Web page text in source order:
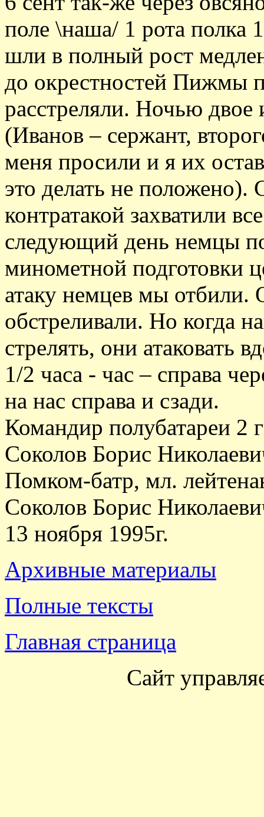
поле \наша/ 1 рота полка
шли в полный рост
до окрестностей Пижмы
расстреляли. Ночью двое
(Иванов – сержант,
меня просили и я их
это делать не положено).
контратакой захватили
следующий день немцы
минометной подготовки
атаку немцев мы отбили.
обстреливали. Но когда
стрелять, они атаковать
1/2 часа - час – справа
на нас справа и сзади.
Командир полубатареи 2
Соколов Борис
Помком-батр, мл.
Соколов Борис
13 ноября 1995г.
Архивные материалы
Полные тексты
Главная страница
Сайт